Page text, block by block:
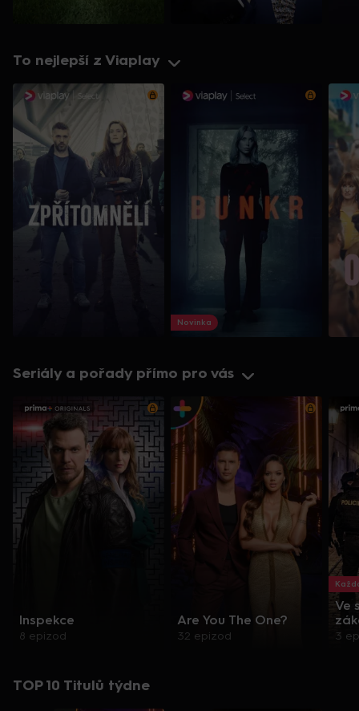
To nejlepší z Viaplay
Novinka
Seriály a pořady přímo pro vás
Inspekce
8 epizod
Are You The One?
32 epizod
Ve
3
TOP 10 Titulů týdne